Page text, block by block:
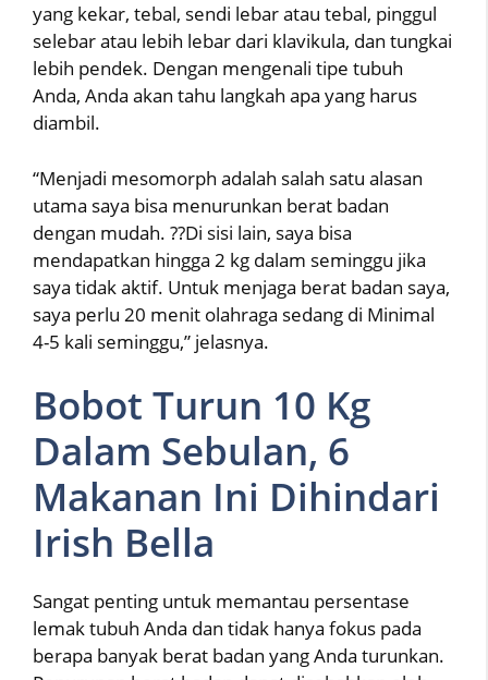
yang kekar, tebal, sendi lebar atau tebal, pinggul
selebar atau lebih lebar dari klavikula, dan tungkai
lebih pendek. Dengan mengenali tipe tubuh
Anda, Anda akan tahu langkah apa yang harus
diambil.
“Menjadi mesomorph adalah salah satu alasan
utama saya bisa menurunkan berat badan
dengan mudah. ??Di sisi lain, saya bisa
mendapatkan hingga 2 kg dalam seminggu jika
saya tidak aktif. Untuk menjaga berat badan saya,
saya perlu 20 menit olahraga sedang di Minimal
4-5 kali seminggu,” jelasnya.
Bobot Turun 10 Kg
Dalam Sebulan, 6
Makanan Ini Dihindari
Irish Bella
Sangat penting untuk memantau persentase
lemak tubuh Anda dan tidak hanya fokus pada
berapa banyak berat badan yang Anda turunkan.